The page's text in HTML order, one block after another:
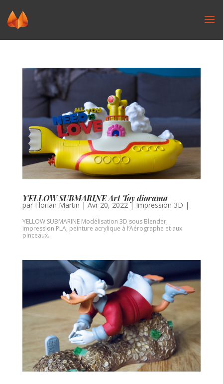
YELLOW SUBMARINE Art Toy diorama
par Florian Martin | Avr 20, 2022| Impression 3D |
YELLOW SUBMARINE Modélisation 3D sous Blender,
impression PLA, peinture acrylique à l’Aérographe et aux
pinceaux.